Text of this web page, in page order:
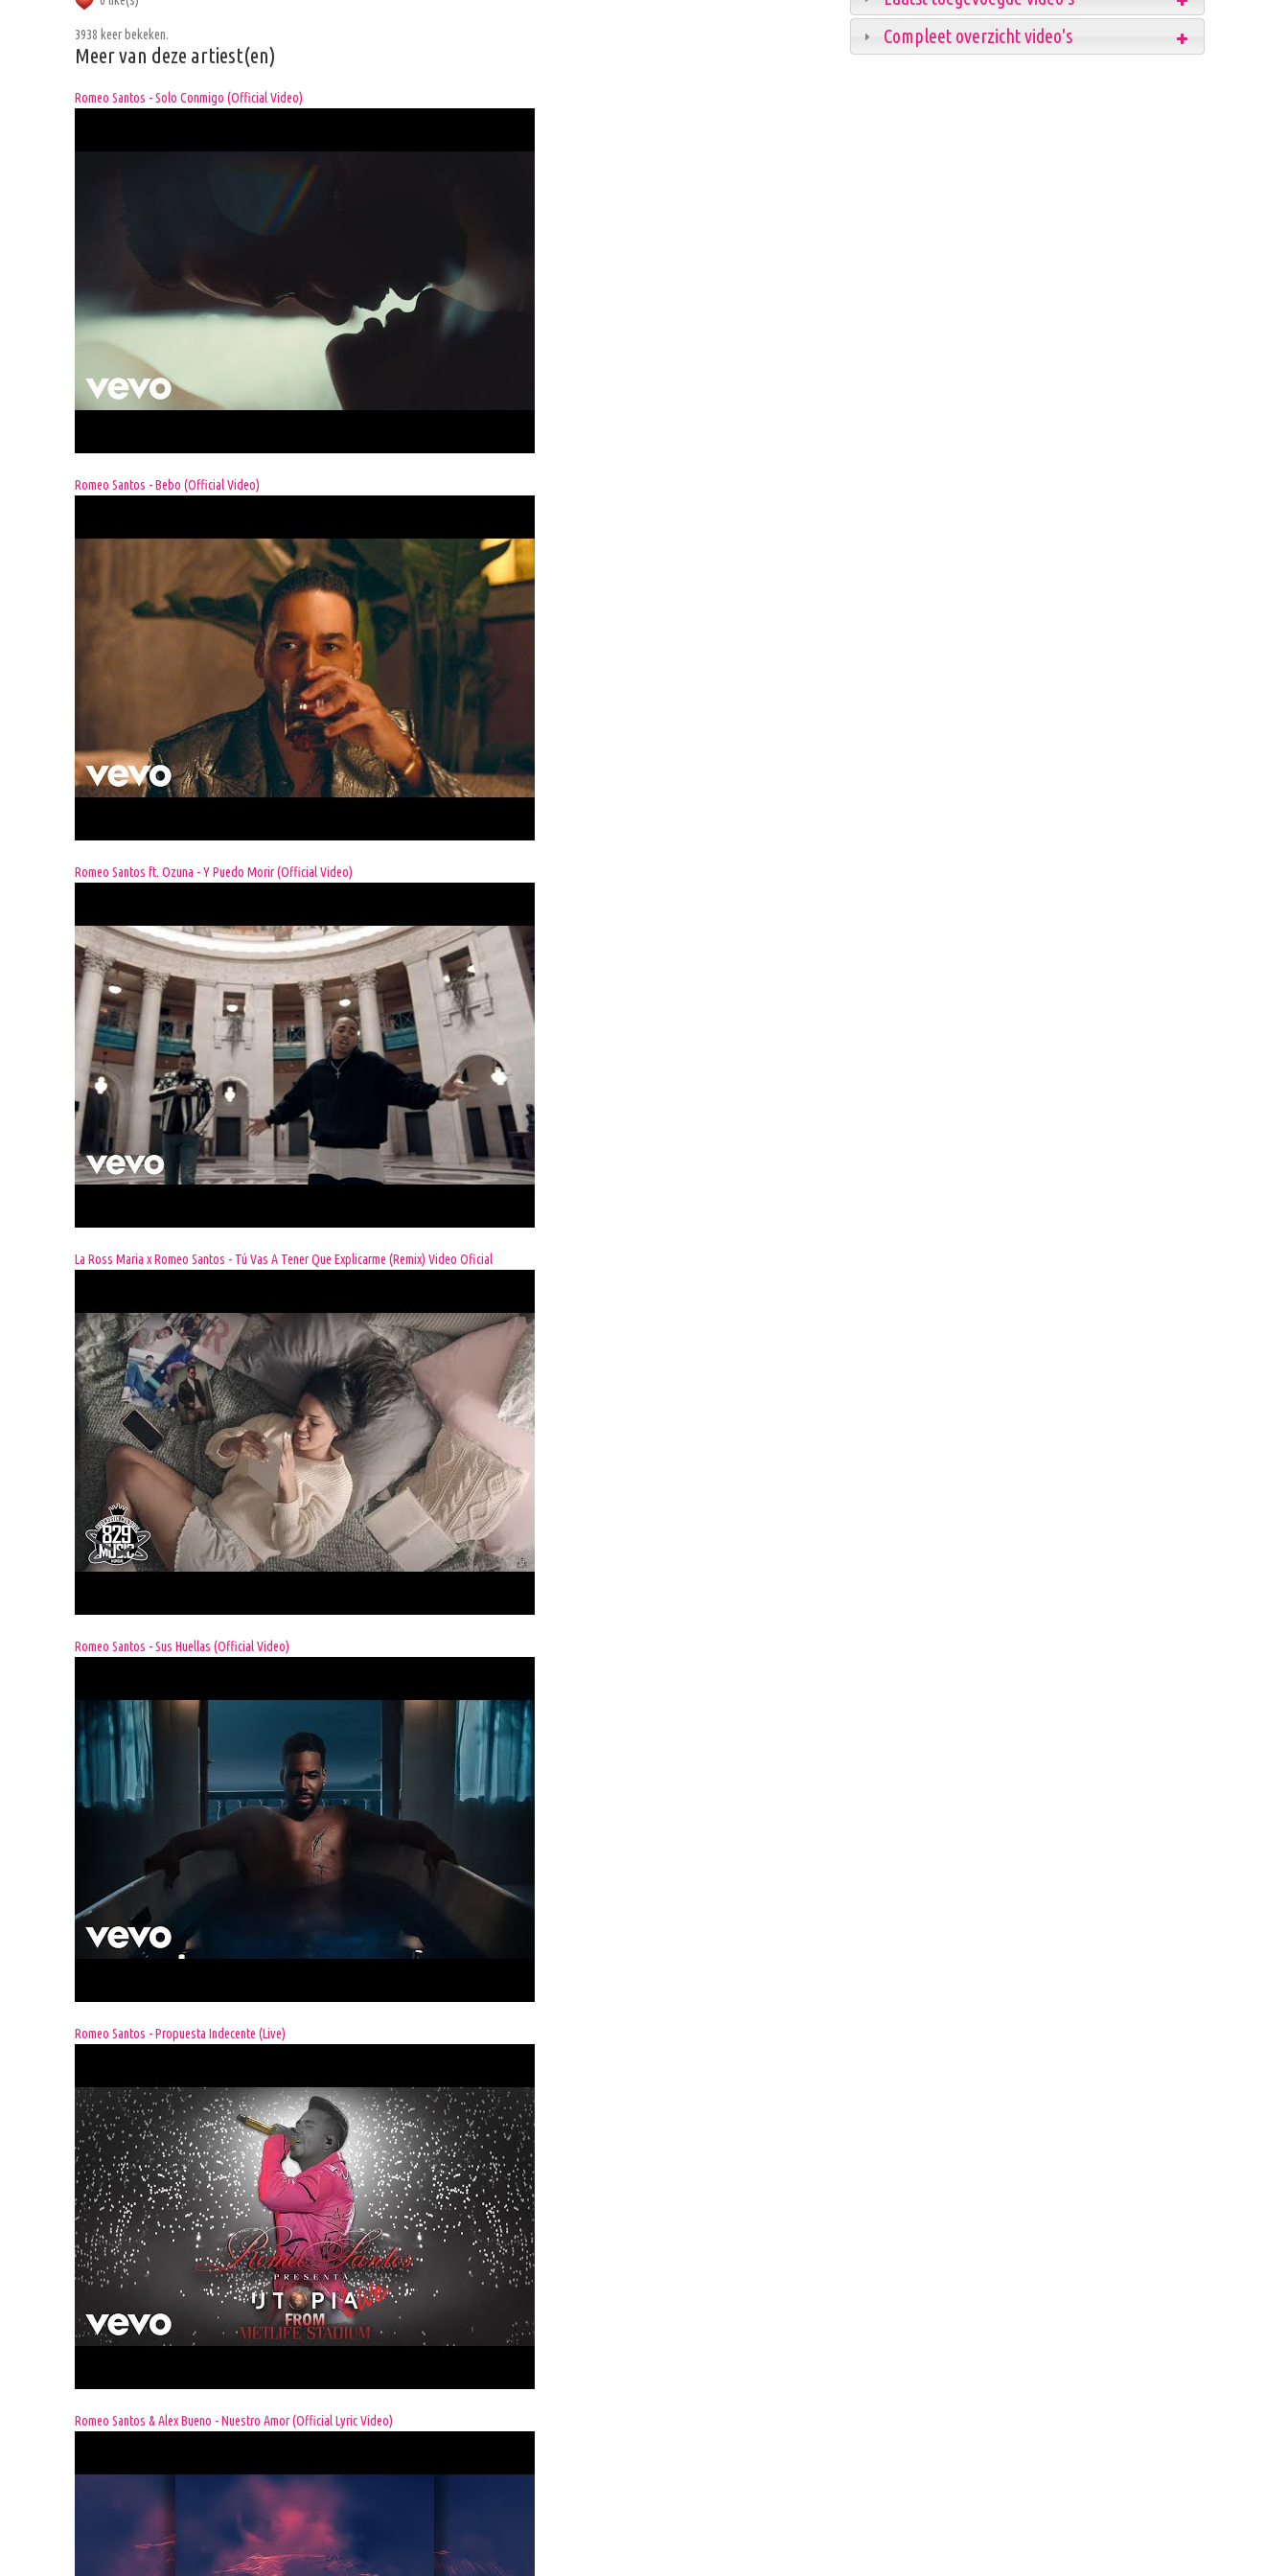
3938 keer bekeken.
Meer van deze artiest(en)
Romeo Santos - Solo Conmigo (Official Video)
Romeo Santos - Bebo (Official Video)
Romeo Santos ft. Ozuna - Y Puedo Morir (Official Video)
La Ross Maria x Romeo Santos - Tú Vas A Tener Que Explicarme (Remix) Video Oficial
Romeo Santos - Sus Huellas (Official Video)
Romeo Santos - Propuesta Indecente (Live)
Romeo Santos & Alex Bueno - Nuestro Amor (Official Lyric Video)
Compleet overzicht video's